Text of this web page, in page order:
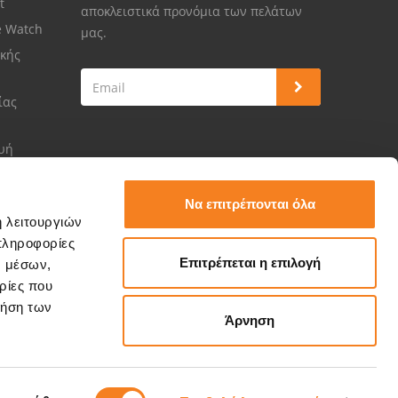
μέσων,
που
των
Να επιτρέπονται όλα
Επιτρέπεται η επιλογή
Άρνηση
Watch
αποκλειστικά προνόμια των πελάτων
μας.